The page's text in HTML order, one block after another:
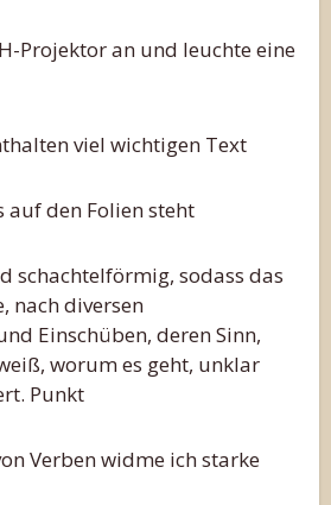
Projektor an und leuchte eine
viel wichtigen Text
auf den Folien steht
schachtelförmig, sodass das
nach diversen
Einschüben, deren Sinn,
worum es geht, unklar
Punkt
Verben widme ich starke